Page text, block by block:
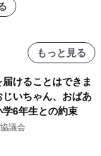
もっと見る
届けることはできま
いちゃん、おばあ
6年生との約束
議会